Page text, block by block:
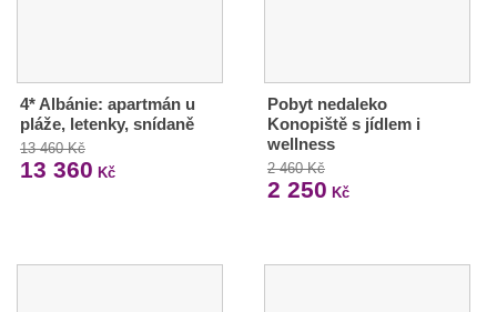
4* Albánie: apartmán u
pláže, letenky, snídaně
13 460 Kč
13 360 Kč
Pobyt nedaleko
Konopiště s jídlem i
wellness
2 460 Kč
2 250 Kč